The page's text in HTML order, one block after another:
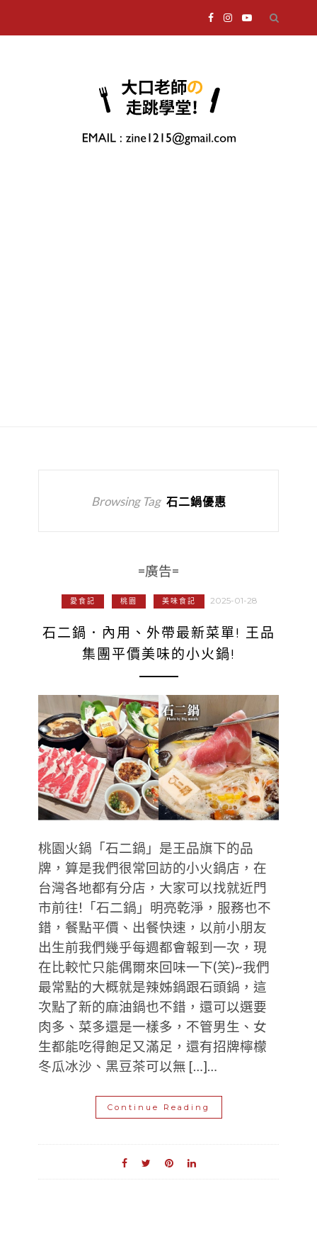
Browsing Tag 石二鍋優惠
=廣告=
愛食記 桃園 美味食記 2025-01-28
石二鍋．內用、外帶最新菜單! 王品
集團平價美味的小火鍋!
桃園火鍋「石二鍋」是王品旗下的品
牌，算是我們很常回訪的小火鍋店，在
台灣各地都有分店，大家可以找就近門
市前往!「石二鍋」明亮乾淨，服務也不
錯，餐點平價、出餐快速，以前小朋友
出生前我們幾乎每週都會報到一次，現
在比較忙只能偶爾來回味一下(笑)~我們
最常點的大概就是辣姊鍋跟石頭鍋，這
次點了新的麻油鍋也不錯，還可以選要
肉多、菜多還是一樣多，不管男生、女
生都能吃得飽足又滿足，還有招牌檸檬
冬瓜冰沙、黑豆茶可以無 […]…
Continue Reading